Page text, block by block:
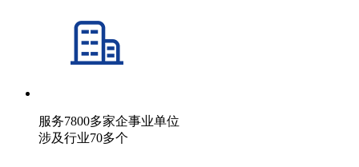
服务7800多家企事业单位
涉及行业70多个